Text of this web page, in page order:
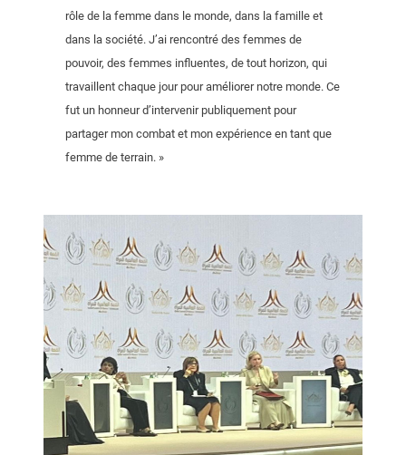
rôle de la femme dans le monde, dans la famille et
dans la société. J’ai rencontré des femmes de
pouvoir, des femmes influentes, de tout horizon, qui
travaillent chaque jour pour améliorer notre monde. Ce
fut un honneur d’intervenir publiquement pour
partager mon combat et mon expérience en tant que
femme de terrain. »